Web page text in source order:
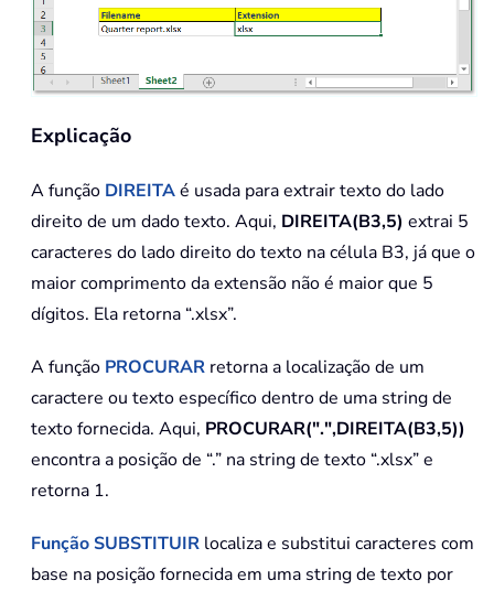
Explicação
A função DIREITAé usada para extrair texto do lado
direito de um dado texto. Aqui, DIREITA(B3,5) extrai 5
caracteres do lado direito do texto na célula B3, já que o
maior comprimento da extensão não é maior que 5
dígitos. Ela retorna “.xlsx”.
A função PROCURAR retorna a localização de um
caractere ou texto específico dentro de uma string de
texto fornecida. Aqui, PROCURAR(".",DIREITA(B3,5))
encontra a posição de “.” na string de texto “.xlsx” e
retorna 1.
FunçãoSUBSTITUIR localiza e substitui caracteres com
base na posição fornecida em uma string de texto por